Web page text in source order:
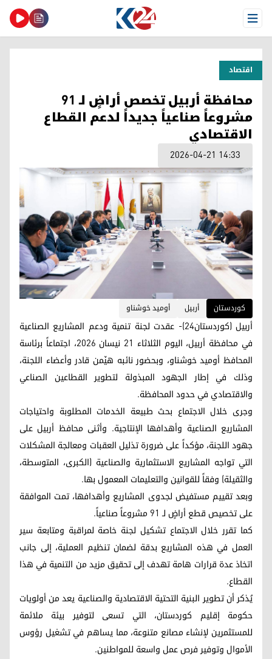
Open Menu
اقتصاد
محافظة أربيل تخصص أراضٍ لـ 91
مشروعاً صناعياً جديداً لدعم القطاع
الاقتصادي
2026-04-21 14:33
کوردستان أربيل أوميد خوشناو
أربيل (كوردستان24)- عقدت لجنة تنمية ودعم المشاريع الصناعية
في محافظة أربيل، اليوم الثلاثاء 21 نيسان 2026، اجتماعاً برئاسة
المحافظ أوميد خوشناو، وبحضور نائبه هێمن قادر وأعضاء اللجنة،
وذلك في إطار الجهود المبذولة لتطوير القطاعين الصناعي
والاقتصادي في حدود المحافظة.
وجرى خلال الاجتماع بحث طبيعة الخدمات المطلوبة واحتياجات
المشاريع الصناعية وأهدافها الإنتاجية. وأثنى محافظ أربيل على
جهود اللجنة، مؤكداً على ضرورة تذليل العقبات ومعالجة المشكلات
التي تواجه المشاريع الاستثمارية والصناعية (الكبرى، المتوسطة،
والثقيلة) وفقاً للقوانين والتعليمات المعمول بها.
وبعد تقييم مستفيض لجدوى المشاريع وأهدافها، تمت الموافقة
على تخصيص قطع أراضٍ لـ 91 مشروعاً صناعياً.
كما تقرر خلال الاجتماع تشكيل لجنة خاصة لمراقبة ومتابعة سير
العمل في هذه المشاريع بدقة لضمان تنظيم العملية، إلى جانب
اتخاذ عدة قرارات هامة تهدف إلى تحقيق مزيد من التنمية في هذا
القطاع.
يُذكر أن تطوير البنية التحتية الاقتصادية والصناعية يعد من أولويات
حكومة إقليم كوردستان، التي تسعى لتوفير بيئة ملائمة
للمستثمرين لإنشاء مصانع متنوعة، مما يساهم في تشغيل رؤوس
الأموال وتوفير فرص عمل واسعة للمواطنين.